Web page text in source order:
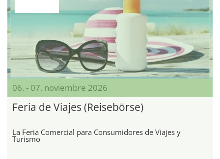
06. - 07. noviembre 2026
Feria de Viajes (Reisebörse)
La Feria Comercial para Consumidores de Viajes y
Turismo